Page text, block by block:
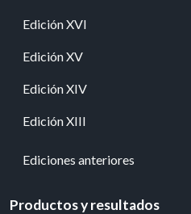
Edición XVI
Edición XV
Edición XIV
Edición XIII
Ediciones anteriores
Productos y resultados